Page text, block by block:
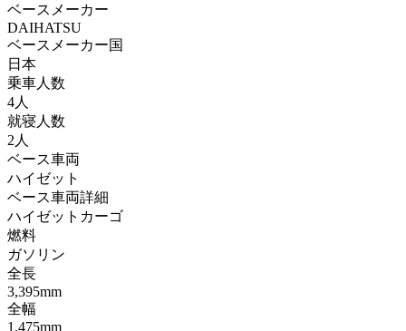
ベースメーカー
DAIHATSU
ベースメーカー国
日本
乗車人数
4人
就寝人数
2人
ベース車両
ハイゼット
ベース車両詳細
ハイゼットカーゴ
燃料
ガソリン
全長
3,395mm
全幅
1,475mm